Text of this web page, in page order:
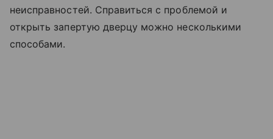
неисправностей. Справиться с проблемой и
открыть запертую дверцу можно несколькими
способами.